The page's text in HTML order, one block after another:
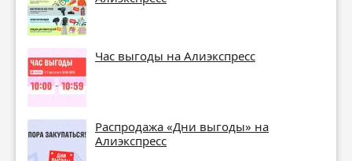
Час выгоды на Алиэкспресс
Распродажа «Дни выгоды» на
Алиэкспресс